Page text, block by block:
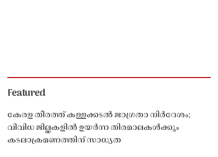
Featured
കേരള തീരത്ത് കള്ളക്കടൽ ജാഗ്രതാ നിർദേശം;
വിവിധ ജില്ലകളിൽ ഉയർന്ന തിരമാലകൾക്കും
കടലാക്രമണത്തിന് സാധ്യത